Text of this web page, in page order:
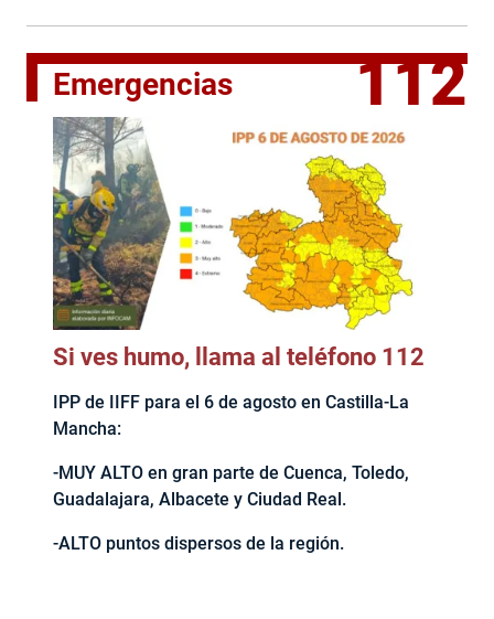
Emergencias 112
Si ves humo, llama al teléfono 112
IPP de IIFF para el 6 de agosto en Castilla-La
Mancha:
-MUY ALTO en gran parte de Cuenca, Toledo,
Guadalajara, Albacete y Ciudad Real.
-ALTO puntos dispersos de la región.